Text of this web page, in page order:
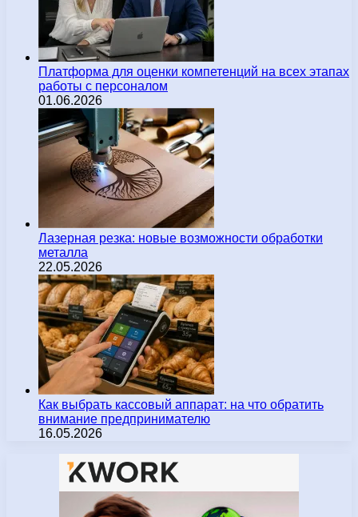
Платформа для оценки компетенций на всех этапах
работы с персоналом
01.06.2026
Лазерная резка: новые возможности обработки
металла
22.05.2026
Как выбрать кассовый аппарат: на что обратить
внимание предпринимателю
16.05.2026